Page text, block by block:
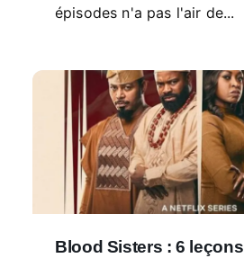
épisodes n'a pas l'air de...
Blood Sisters : 6